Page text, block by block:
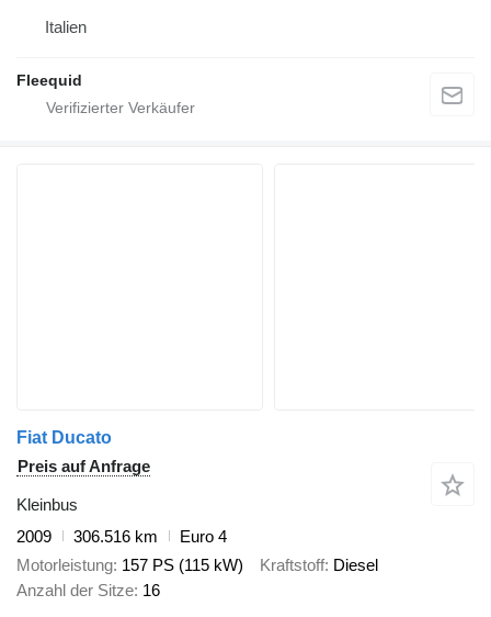
Italien
Fleequid
Fiat Ducato
Preis auf Anfrage
Kleinbus
2009
306.516 km
Euro 4
Motorleistung 157 PS (115 kW) Kraftstoff Diesel
Anzahl der Sitze 16